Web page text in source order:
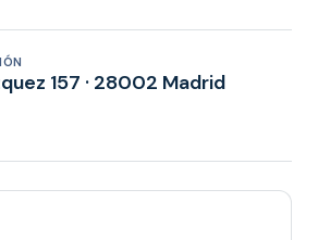
157 · 28002 Madrid